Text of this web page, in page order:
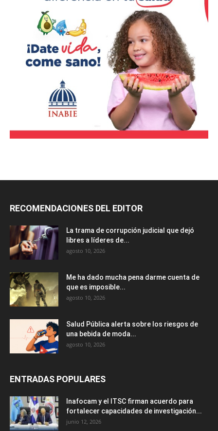
RECOMENDACIONES DEL EDITOR
La trama de corrupción judicial que dejó
libres a líderes de...
agosto 10, 2026
Me ha dado mucha pena darme cuenta de
que es imposible...
agosto 10, 2026
Salud Pública alerta sobre los riesgos de
una bebida de moda...
agosto 10, 2026
ENTRADAS POPULARES
Inafocam y el ITSC firman acuerdo para
fortalecer capacidades de investigación...
junio 12, 2026